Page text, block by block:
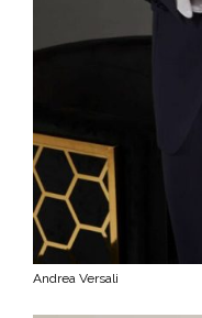
Andrea Versali